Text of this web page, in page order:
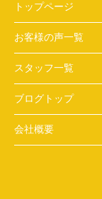
トップページ
お客様の声一覧
スタッフ一覧
ブログトップ
会社概要